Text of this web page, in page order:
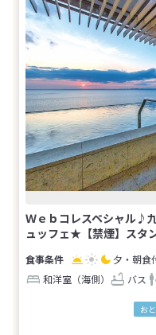
Ｗｅｂコレスペシャル♪
ュッフェ★【禁煙】スタ
夕・朝食
和洋室（海側）
バス
お